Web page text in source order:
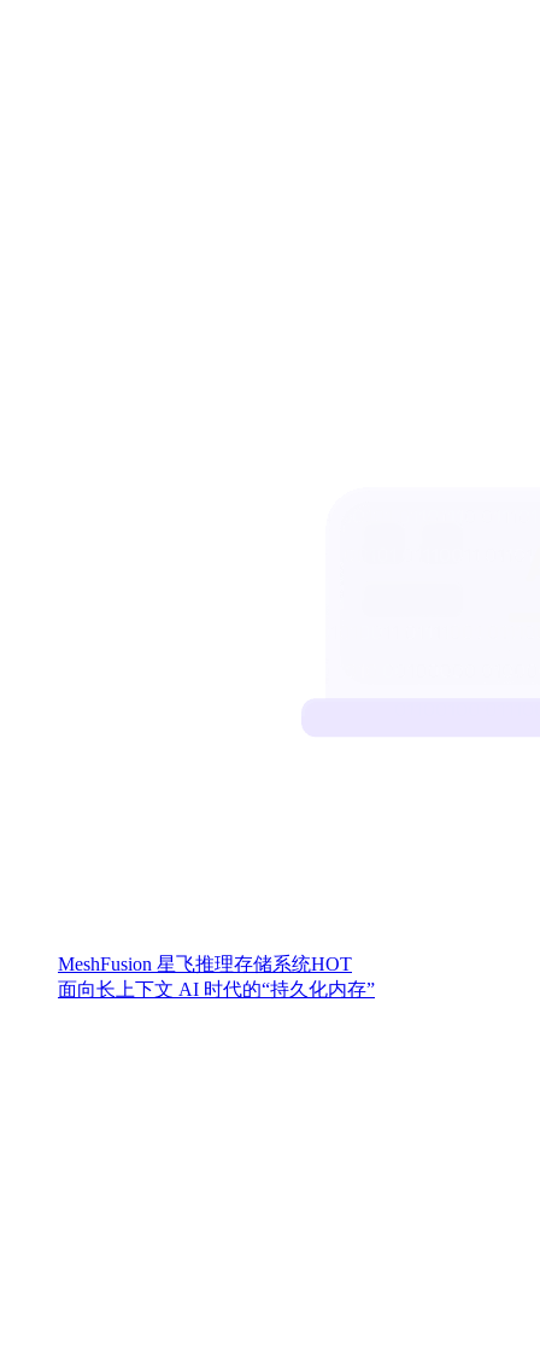
MeshFusion 星飞推理存储系统HOT
面向长上下文 AI 时代的“持久化内存”